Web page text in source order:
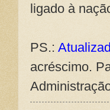
ligado à
PS.:
acréscimo.